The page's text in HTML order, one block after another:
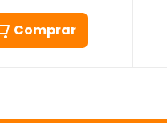
Comprar